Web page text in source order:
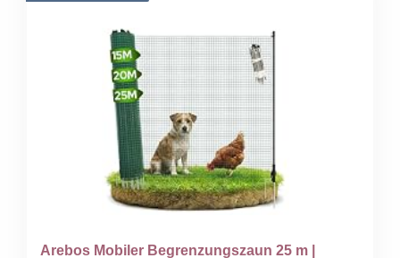
Arebos Mobiler Begrenzungszaun 25 m |